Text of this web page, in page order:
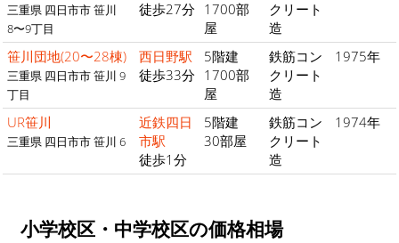
三重県 四日市市 笹川
8〜9丁目
徒歩27分 1700部
屋
クリート
造
笹川団地(20〜28棟)
三重県 四日市市 笹川 9
丁目
西日野駅
徒歩33分
5階建
1700部
屋
鉄筋コン
クリート
造
1975年
UR笹川
三重県 四日市市 笹川 6
近鉄四日
市駅
徒歩1分
5階建
30部屋
鉄筋コン
クリート
造
1974年
小学校区・中学校区の価格相場